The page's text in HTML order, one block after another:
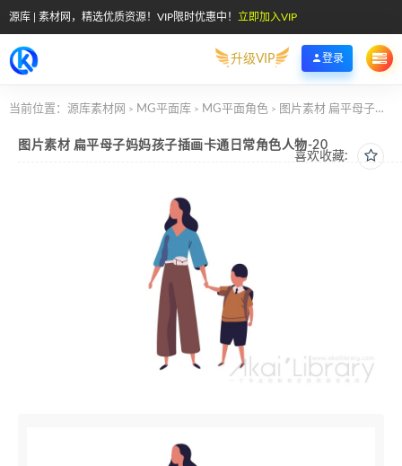
源库 | 素材网，精选优质资源！VIP限时优惠中！ 立即加入VIP
升级VIP 登录
当前位置： 源库素材网 > MG平面库 > MG平面角色 > 图片素材 扁平母子妈妈孩子插画卡通日常角色人物-20
喜欢收藏:
图片素材 扁平母子妈妈孩子插画卡通日常角色人物-20